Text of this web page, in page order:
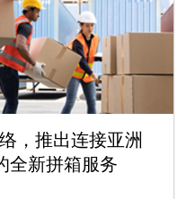
，推出连接亚洲
全新拼箱服务